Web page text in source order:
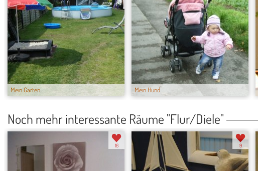
Mein Garten Mein Hund
Noch mehr interessante Räume "Flur/Diele"
16 9